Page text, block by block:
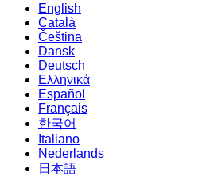
English
Català
Čeština
Dansk
Deutsch
Ελληνικά
Español
Français
한국어
Italiano
Nederlands
日本語